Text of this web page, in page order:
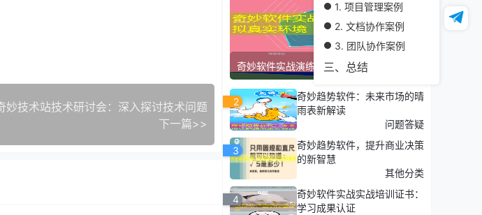
1. 项目管理案例
2. 文档协作案例
3. 团队协作案例
三、总结
妙技术站技术研讨会：深入探讨技术问题
下一篇>>
奇妙软件实战演练平台：模拟真实环境
2
奇妙趋势软件：未来市场的晴
雨表新解读
问题答疑
3
奇妙趋势软件，提升商业决策
的新智慧
其他分类
4
奇妙软件实战实战培训证书：
学习成果认证